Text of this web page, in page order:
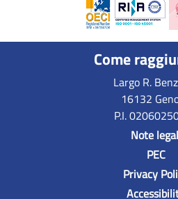
Come
Largo R.
16132
P.I.
Note
PEC
Privacy